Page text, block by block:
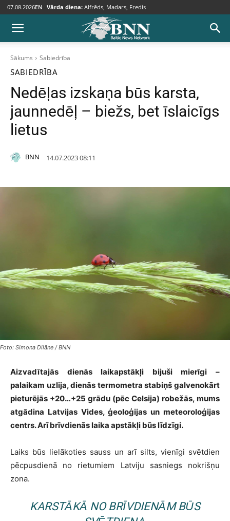
07.08.2026EN Vārda diena: Alfrēds, Madars, Fredis
Sākums Sabiedrība
SABIEDRĪBA
Nedēļas izskaņa būs karsta,
jaunnedēļ – biežs, bet īslaicīgs
lietus
BNN 14.07.2023 08:11
Foto: Simona Dilāne / BNN
Aizvadītajās dienās laikapstākļi bijuši mierīgi –
palaikam uzlija, dienās termometra stabiņš galvenokārt
pieturējās +20…+25 grādu (pēc Celsija) robežās, mums
atgādina Latvijas Vides, ģeoloģijas un meteoroloģijas
centrs. Arī brīvdienās laika apstākļi būs līdzīgi.
Laiks būs lielākoties sauss un arī silts, vienīgi svētdien
pēcpusdienā no rietumiem Latviju sasniegs nokrišņu
zona.
KARSTĀKĀ NO BRĪVDIENĀM BŪS